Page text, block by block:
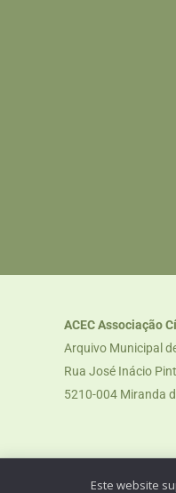
ACEC Associação
Arquivo Municipal
Rua José Inácio
5210-004 Miranda
Este website